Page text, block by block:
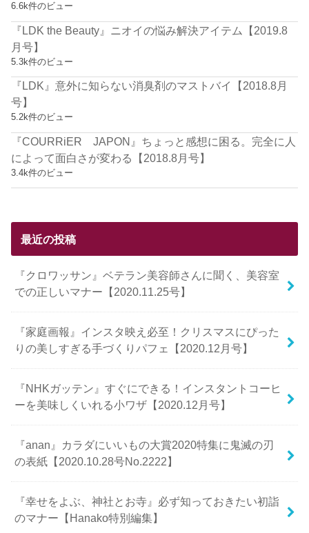
6.6k件のビュー
『LDK the Beauty』ニオイの悩み解決アイテム【2019.8
月号】
5.3k件のビュー
『LDK』意外に知らない消臭剤のマストバイ【2018.8月
号】
5.2k件のビュー
『COURRiER JAPON』ちょっと感想に困る。完全に人
によって面白さが変わる【2018.8月号】
3.4k件のビュー
最近の投稿
『クロワッサン』ベテラン美容師さんに聞く、美容室
での正しいマナー【2020.11.25号】
『家庭画報』インスタ映え必至！クリスマスにぴった
りの美しすぎる手づくりパフェ【2020.12月号】
『NHKガッテン』すぐにできる！インスタントコーヒ
ーを美味しくいれる小ワザ【2020.12月号】
『anan』カラダにいいもの大賞2020特集に鬼滅の刃
の表紙【2020.10.28号No.2222】
『幸せをよぶ、神社とお寺』必ず知っておきたい初詣
のマナー【Hanako特別編集】